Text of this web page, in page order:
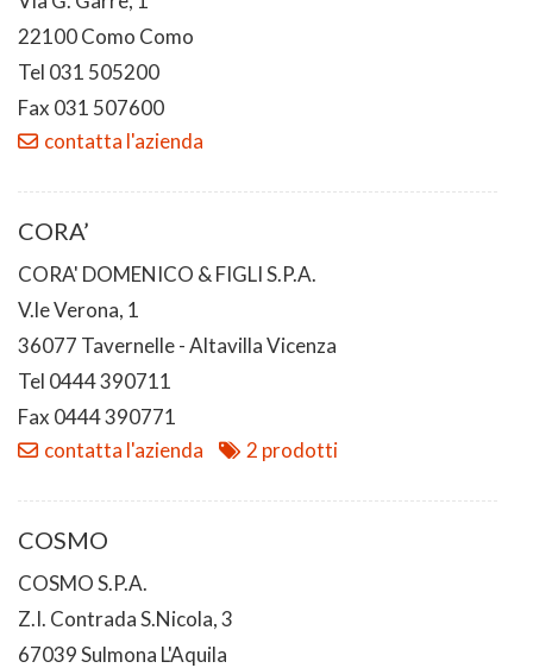
22100 Como Como
Tel 031 505200
Fax 031 507600
contatta l'azienda
CORA’
CORA' DOMENICO & FIGLI S.P.A.
V.le Verona, 1
36077 Tavernelle - Altavilla Vicenza
Tel 0444 390711
Fax 0444 390771
contatta l'azienda
2 prodotti
COSMO
COSMO S.P.A.
Z.I. Contrada S.Nicola, 3
67039 Sulmona L'Aquila